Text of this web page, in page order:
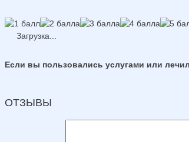
Загрузка...
Если вы пользовались услугами или
ОТЗЫВЫ